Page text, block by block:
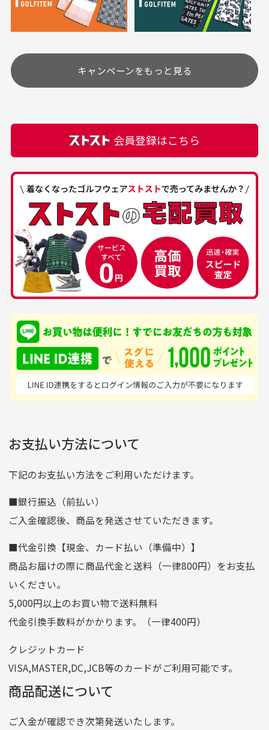
高価なブルゾンがお
高価なブルゾンがお安く
購入できました。状態も
最高でした。
いつも素敵な商品を
す
美品です。いつも素敵な
商品をありがとうござい
ます。
30代男性
中古ゴルフウェアの
品揃えがすごい
て、ここまでゴルフブラ
ンドの取り扱いがあるの
はすごい。 毎日たくさ
んの商品がアップされて
いるので新作チェックす
50代男性
安心して中古ウェア
を買えるお店です
品ですが綺麗に梱包され
ており商品を大切にして
いる感が伝わってきまし
た 「フロント部分に汚
れあり」と記載ありまし
[…]
定休日はありますか？
土.日.祝日は定休日となっております。
その他の休日につきましてはサイト上にて告知させて
頂きます。
カートの有効時間はありますか？
は自動的にカート内の商品が削除されますのでご注意
下さい。
お気に入り機能をご利用下さい。
り、柔軟剤等)が付着している場合がございます。
付属品について
付属品の記載につきましては、弊社に入荷した時点
正規代理店にて購入された際と異なる場合や欠品が
ある場合もございます。
経年劣化について
当店では商品の管理には細心の注意を払っておりま
すが、経年により素材の劣化やパーツの強度低下が
生じている場合がございます。
銀行振込（前払い）
入金確認後商品発送となります。
※土曜、日曜、祝日は入金確認及び発送業務は致しておりま
せん。
尚、お振込み手数料はお客様ご負担となります。入金確認後
商品発送となります。
ご注文頂いてから7日以内をお振込み期限とさせ
りますのでご了承くださいませ。
支店名
和歌山支店
口座種別
普通
口座番号
0255557
口座名義
株式会社一条
ゆうちょ銀行
ゆうちょ間
記号
14710
他銀行から
店名
四七八（読みヨンナナハチ）
店番
478
預金種目
普通預金
申し込まれた商品と届いた商品が異なっている場合
商品説明に記載されていない汚れやダメージがある商品
の場合
キャンペーンをもっと見る
会員登録はこちら
お支払い方法について
下記のお支払い方法をご利用いただけます。
■銀行振込（前払い）
ご入金確認後、商品を発送させていただきます。
■代金引換【現金、カード払い（準備中）】
商品お届けの際に商品代金と送料（一律800円）をお支払
いください。
5,000円以上のお買い物で送料無料
代金引換手数料がかかります。（一律400円）
クレジットカード
VISA,MASTER,DC,JCB等のカードがご利用可能です。
商品配送について
ご入金が確認でき次第発送いたします。